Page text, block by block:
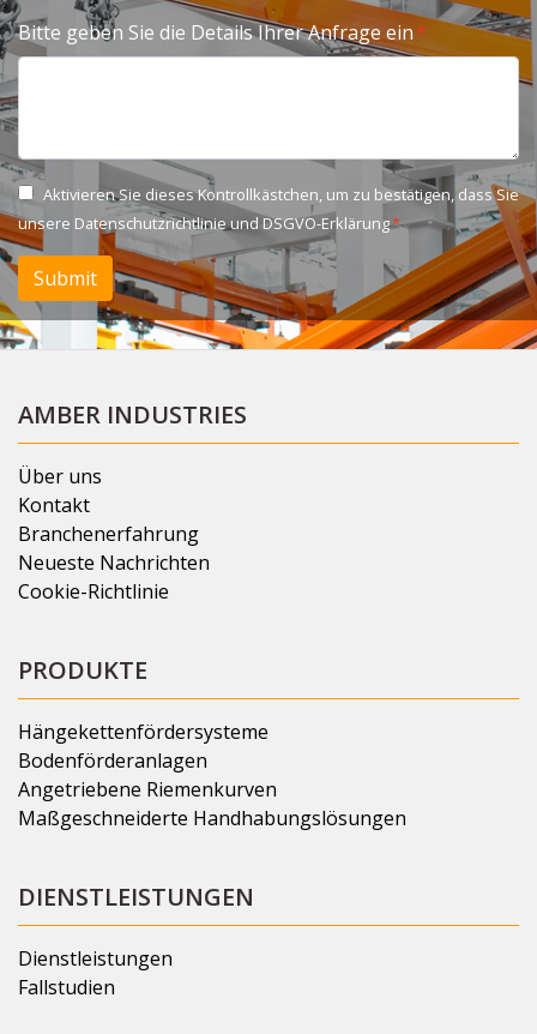
Bitte geben Sie die Details Ihrer Anfrage ein
Aktivieren Sie dieses Kontrollkästchen, um zu bestätigen, dass Sie
unsere Datenschutzrichtlinie und DSGVO-Erklärung
Submit
AMBER INDUSTRIES
Über uns
Kontakt
Branchenerfahrung
Neueste Nachrichten
Cookie-Richtlinie
PRODUKTE
Hängekettenfördersysteme
Bodenförderanlagen
Angetriebene Riemenkurven
Maßgeschneiderte Handhabungslösungen
DIENSTLEISTUNGEN
Dienstleistungen
Fallstudien